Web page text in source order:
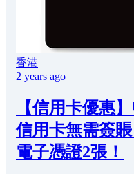
香港
2 years ago
【信用卡優惠
信用卡無需簽
電子憑證2張！